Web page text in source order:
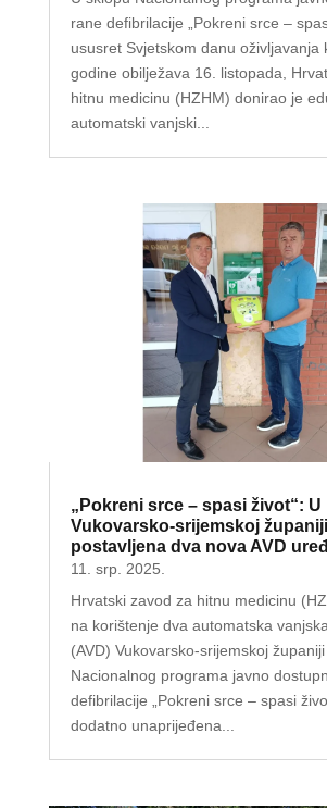
rane defibrilacije „Pokreni srce –
ususret Svjetskom danu oživljavanja
godine obilježava 16. listopada,
hitnu medicinu (HZHM) donirao je
automatski vanjski...
„Pokreni srce – spasi život“: U
Vukovarsko-srijemskoj županiji
postavljena dva nova AVD
11. srp. 2025.
Hrvatski zavod za hitnu medicinu
na korištenje dva automatska
(AVD) Vukovarsko-srijemskoj
Nacionalnog programa javno
defibrilacije „Pokreni srce – spasi
dodatno unaprijeđena...